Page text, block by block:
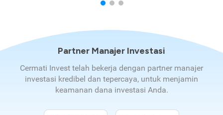
Partner Manajer Investasi
Cermati Invest telah bekerja dengan partner manajer
investasi kredibel dan tepercaya, untuk menjamin
keamanan dana investasi Anda.